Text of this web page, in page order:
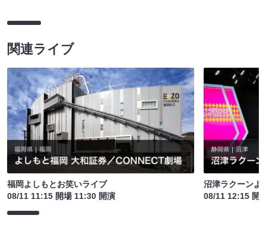
関連ライブ
福岡よしもとお笑いライブ
08/11 11:15 開場 11:30 開演
沼津ラクーンよ
08/11 12:15 開